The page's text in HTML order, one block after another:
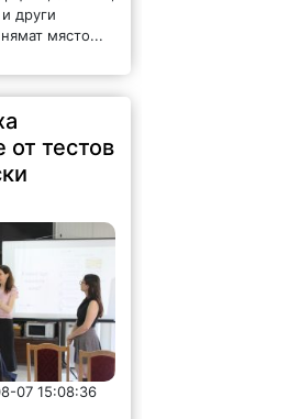
от тестов
07 15:08:36
палата –
срещи на